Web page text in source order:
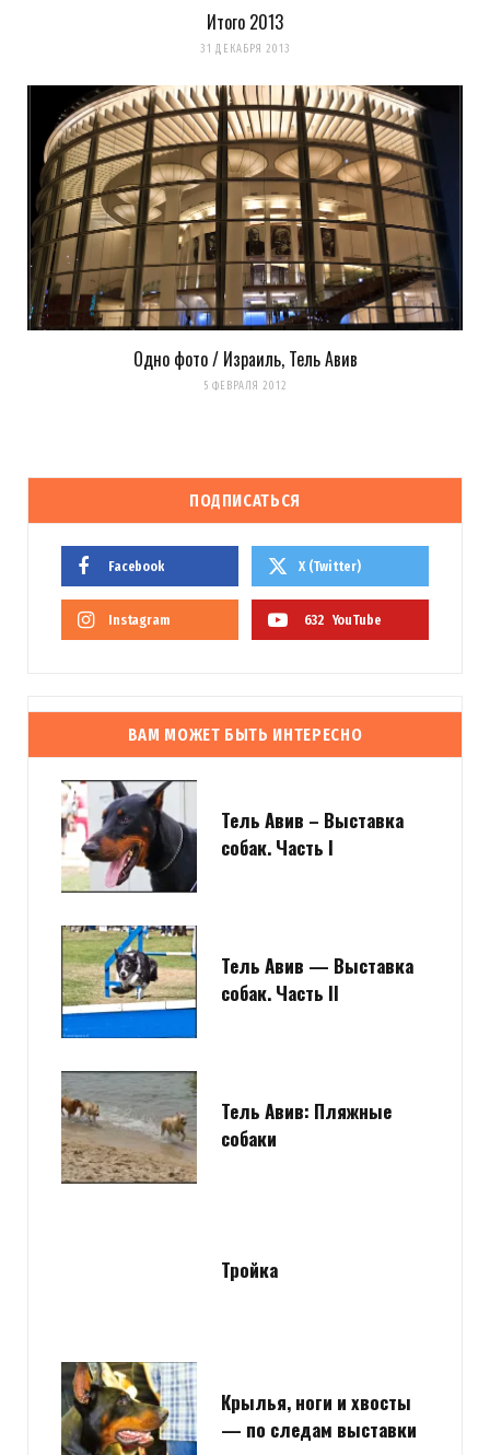
Итого 2013
31 ДЕКАБРЯ 2013
Одно фото / Израиль, Тель Авив
5 ФЕВРАЛЯ 2012
ПОДПИСАТЬСЯ
Facebook X (Twitter)
Instagram 632 YouTube
ВАМ МОЖЕТ БЫТЬ ИНТЕРЕСНО
Тель Авив – Выставка
собак. Часть I
Тель Авив — Выставка
собак. Часть II
Тель Авив: Пляжные
собаки
Тройка
Крылья, ноги и хвосты
— по следам выставки